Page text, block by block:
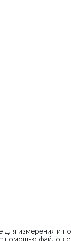
© 2026
для измерения и